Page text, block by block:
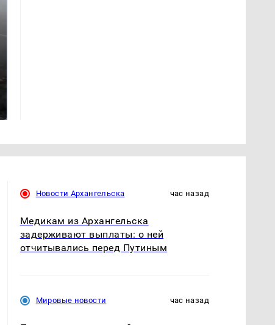
Новости Архангельска час назад
Медикам из Архангельска
задерживают выплаты: о ней
отчитывались перед Путиным
Мировые новости час назад